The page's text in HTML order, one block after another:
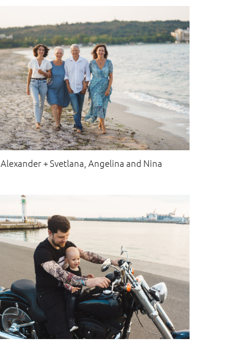
Alexander + Svetlana, Angelina and Nina